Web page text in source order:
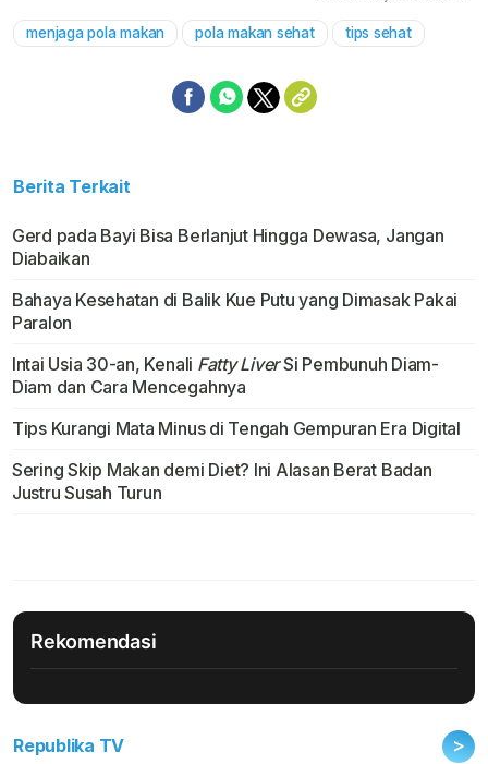
Mute
menjaga pola makan pola makan sehat tips sehat
Berita Terkait
Gerd pada Bayi Bisa Berlanjut Hingga Dewasa, Jangan
Diabaikan
Bahaya Kesehatan di Balik Kue Putu yang Dimasak Pakai
Paralon
Intai Usia 30-an, Kenali Fatty LiverSi Pembunuh Diam-
Diam dan Cara Mencegahnya
Tips Kurangi Mata Minus di Tengah Gempuran Era Digital
Sering Skip Makan demi Diet? Ini Alasan Berat Badan
Justru Susah Turun
Rekomendasi
Republika TV >